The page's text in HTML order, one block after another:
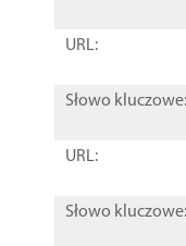
URL:
Słowo kluczowe:
URL:
Słowo kluczowe: